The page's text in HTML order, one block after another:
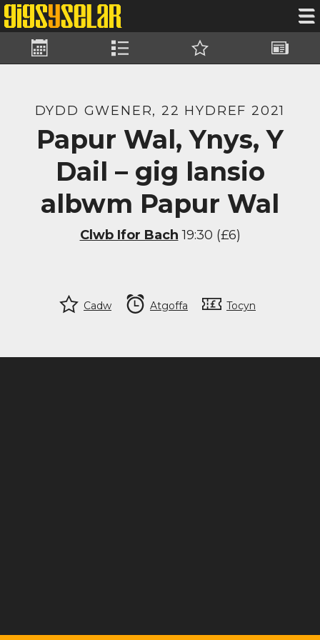
Gigs Bandiau Cadwyd
DYDD GWENER, 22 HYDREF 2021
Papur Wal, Ynys, Y
Dail – gig lansio
albwm Papur Wal
Clwb Ifor Bach 19:30 (£6)
Cadw Atgoffa Tocyn